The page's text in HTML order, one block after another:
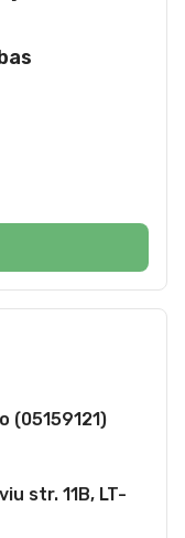
(05159121)
str. 11B, LT-